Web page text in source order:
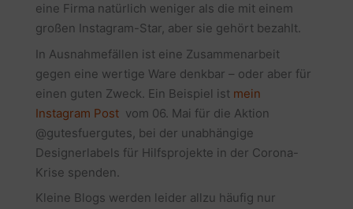
eine Firma natürlich weniger als die mit einem
großen Instagram-Star, aber sie gehört bezahlt.
In Ausnahmefällen ist eine Zusammenarbeit
gegen eine wertige Ware denkbar – oder aber für
einen guten Zweck. Ein Beispiel istmein
Instagram Postvom 06. Mai für die Aktion
@gutesfuergutes, bei der unabhängige
Designerlabels für Hilfsprojekte in der Corona-
Krise spenden.
Kleine Blogs werden leider allzu häufig nur